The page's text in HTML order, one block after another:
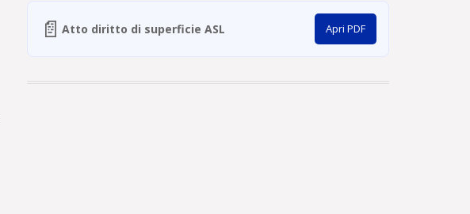
📄 Atto diritto di superficie ASL Apri PDF